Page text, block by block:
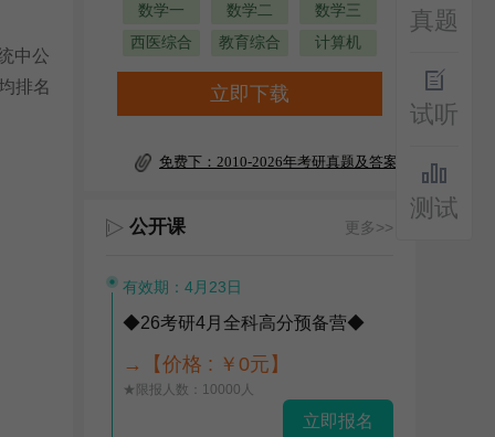
中公
排名
真题
试听
测试
数学一
数学二
数学三
西医综合
教育综合 计算机
立即下载
免费下：2010-2026年考研真题及答案
公开课 更多>>
有效期：4月23日
◆26考研4月全科高分预备营◆
→【价格 : ￥0元】
★限报人数：10000人
立即报名